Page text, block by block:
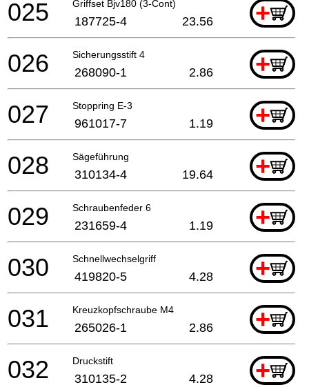
Griffset Bjv180 (3-Cont) +
025 187725-4 23.56
Sicherungsstift 4 +
026 268090-1 2.86
Stoppring E-3 +
027 961017-7 1.19
Sägeführung +
028 310134-4 19.64
Schraubenfeder 6 +
029 231659-4 1.19
Schnellwechselgriff +
030 419820-5 4.28
Kreuzkopfschraube M4 +
031 265026-1 2.86
Druckstift +
032 310135-2 4.28